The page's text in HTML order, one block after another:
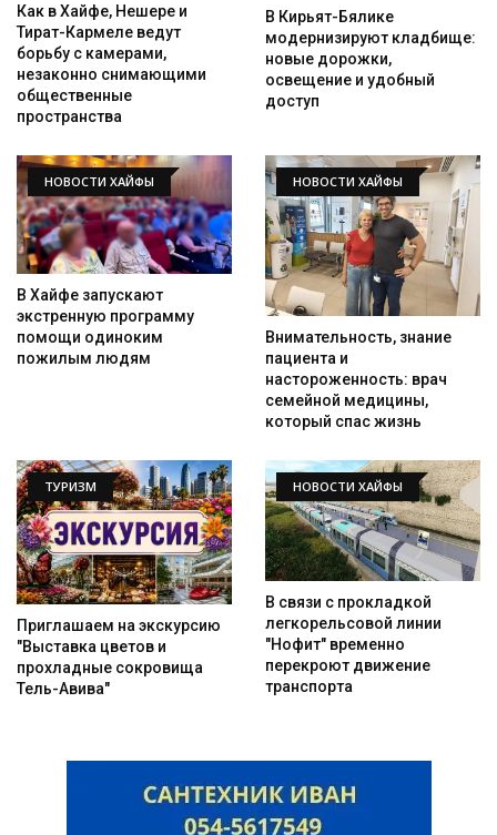
Как в Хайфе, Нешере и
Тират-Кармеле ведут
борьбу с камерами,
незаконно снимающими
общественные
пространства
В Кирьят-Бялике
модернизируют кладбище:
новые дорожки,
освещение и удобный
доступ
НОВОСТИ ХАЙФЫ
В Хайфе запускают
экстренную программу
помощи одиноким
пожилым людям
НОВОСТИ ХАЙФЫ
Внимательность, знание
пациента и
настороженность: врач
семейной медицины,
который спас жизнь
ТУРИЗМ
Приглашаем на экскурсию
"Выставка цветов и
прохладные сокровища
Тель-Авива"
НОВОСТИ ХАЙФЫ
В связи с прокладкой
легкорельсовой линии
"Нофит" временно
перекроют движение
транспорта